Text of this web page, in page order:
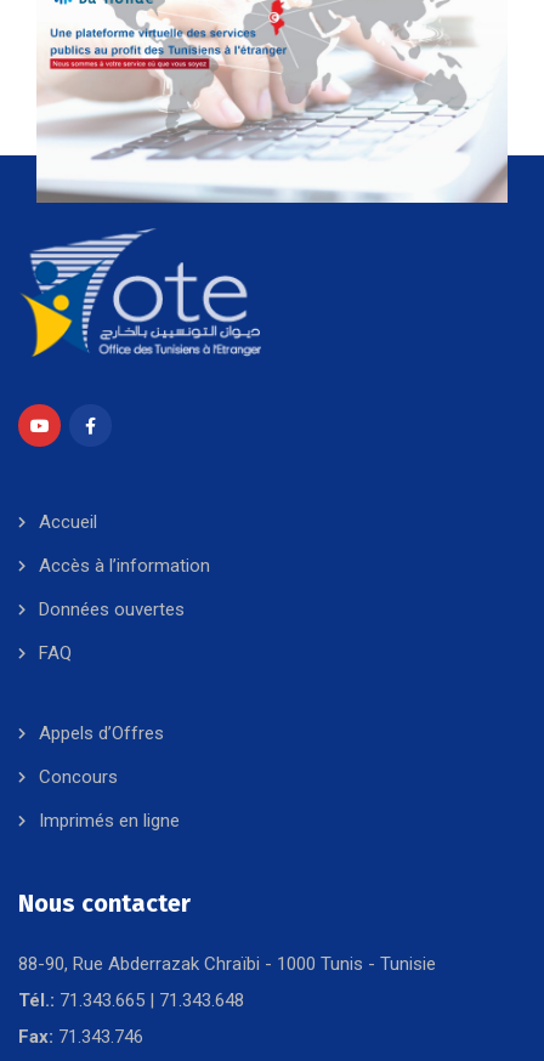
Accueil
Accès à l’information
Données ouvertes
FAQ
Appels d’Offres
Concours
Imprimés en ligne
Nous contacter
88-90, Rue Abderrazak Chraïbi - 1000 Tunis - Tunisie
Tél.: 71.343.665 | 71.343.648
Fax: 71.343.746